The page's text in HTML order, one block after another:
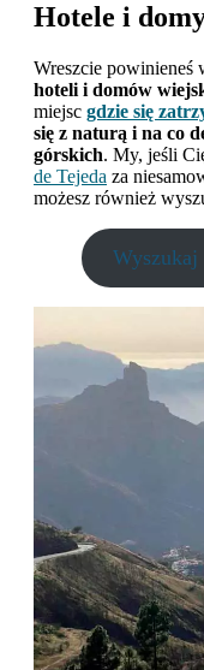
Hotele i
Wreszcie powinieneś
hoteli i domów
miejsc gdzie się
się z naturą i na co
górskich. My, jeśli
de Tejeda za
możesz również
Wyszukaj